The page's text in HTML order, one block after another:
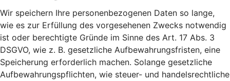
Wir speichern Ihre personenbezogenen Daten so lange,
wie es zur Erfüllung des vorgesehenen Zwecks notwendig
ist oder berechtigte Gründe im Sinne des Art. 17 Abs. 3
DSGVO, wie z. B. gesetzliche Aufbewahrungsfristen, eine
Speicherung erforderlich machen. Solange gesetzliche
Aufbewahrungspflichten, wie steuer- und handelsrechtliche